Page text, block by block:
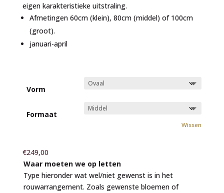
eigen karakteristieke uitstraling.
Afmetingen 60cm (klein), 80cm (middel) of 100cm
(groot).
januari-april
Vorm
Formaat
Wissen
€249,00
Waar moeten we op letten
Type hieronder wat wel/niet gewenst is in het
rouwarrangement. Zoals gewenste bloemen of